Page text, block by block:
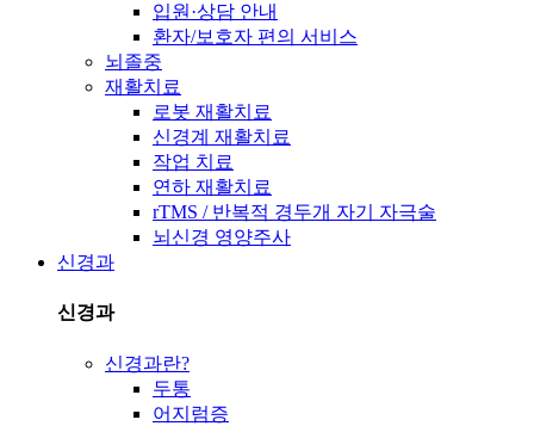
입원·상담 안내
환자/보호자 편의 서비스
뇌졸중
재활치료
로봇 재활치료
신경계 재활치료
작업 치료
연하 재활치료
rTMS / 반복적 경두개 자기 자극술
뇌신경 영양주사
신경과
신경과
신경과란?
두통
어지럼증